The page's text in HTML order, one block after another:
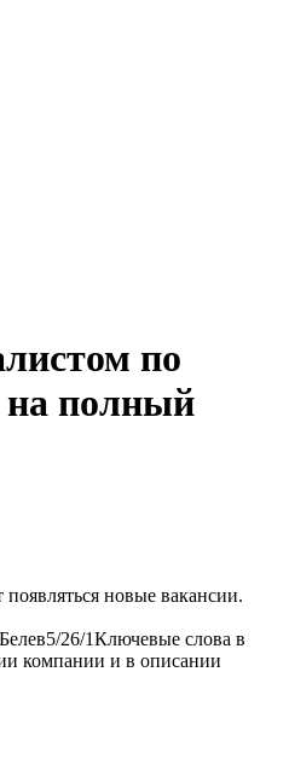
по
на полный
новые вакансии.
Белев5/26/1Ключевые слова в
компании и в описании